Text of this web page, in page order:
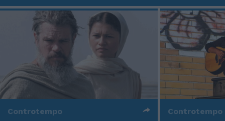
Controtempo Controtempo